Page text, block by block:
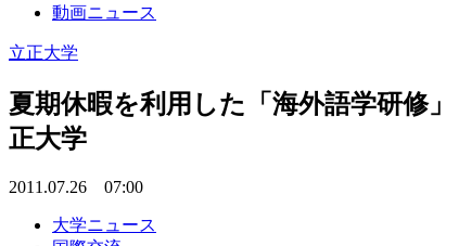
動画ニュース
立正大学
夏期休暇を利用した「海外語学研修
正大学
2011.07.26 07:00
大学ニュース